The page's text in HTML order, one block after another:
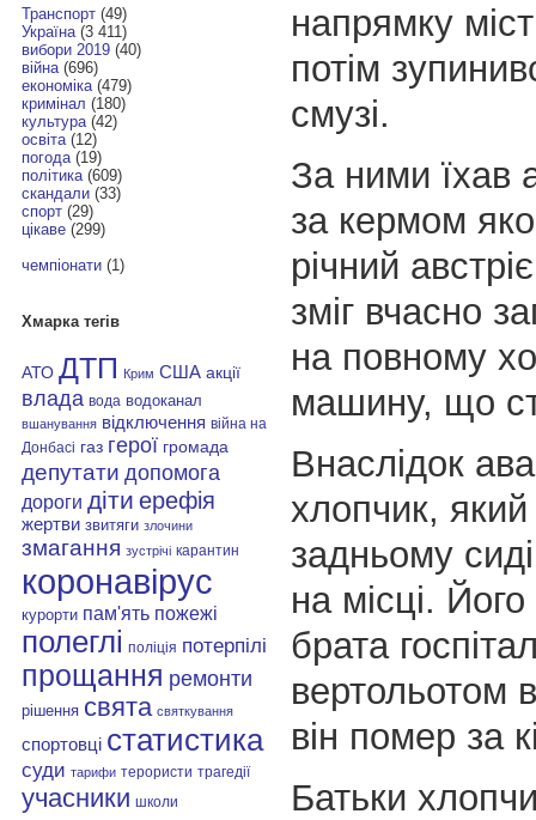
Транспорт(49)
Україна(3 411)
вибори 2019(40)
війна(696)
економіка(479)
кримінал (180)
культура(42)
освіта(12)
погода(19)
політика(609)
скандали(33)
спорт(29)
цікаве(299)
чемпіонати(1)
Хмарка тегів
АТО ДТП Крим США акції
влада вода водоканал
вшанування відключення війна на
Донбасі газ герої громада
депутати допомога
дороги діти ерефія
жертви звитяги злочини
змагання зустрічі карантин
коронавірус
курорти пам'ять пожежі
полеглі поліція потерпілі
прощання ремонти
рішення свята святкування
спортовці статистика
суди тарифи терористи трагедії
учасники школи
напрямку
потім
смузі.
За ними їхав
за кермом
річний
зміг вчасно
на повному
машину, що
Внаслідок
хлопчик,
задньому
на місці. Його
брата
вертольотом
він помер за
Батьки